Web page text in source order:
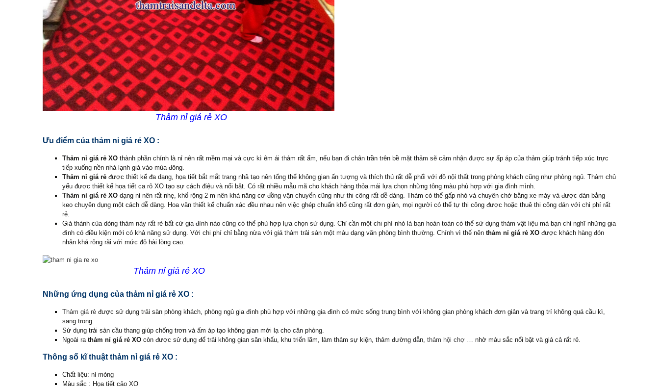
Thảm nỉ giá rẻ XO
Ưu điểm của thảm nỉ giá rẻ XO :
Thảm nỉ giá rẻ XO thành phần chính là nỉ nên rất mềm mại và cực kì êm ái thảm rất ấm, nếu bạn đi chân trần trên bề mặt thảm sẽ cảm nhận được sự ấp áp của thảm giúp tránh tiếp xúc trực
tiếp xuống nền nhà lạnh giá vào mùa đông.
Thảm nỉ giá rẻ được thiết kế đa dạng, họa tiết bắt mắt trang nhã tạo nên tổng thể không gian ấn tượng và thích thú rất dễ phối với đồ nội thất trong phòng khách cũng như phòng ngủ. Thảm chủ
yếu được thiết kế họa tiết ca rô XO tạo sự cách điệu và nổi bật. Có rất nhiều mẫu mã cho khách hàng thỏa mái lựa chọn những tông màu phù hợp với gia đình mình.
Thảm nỉ giá rẻ XO dạng nỉ nên rất nhẹ, khổ rộng 2 m nên khả năng cơ đồng vận chuyển cũng như thi công rất dễ dàng. Thảm có thể gấp nhỏ và chuyên chở bằng xe máy và được dán bằng
keo chuyên dụng một cách dễ dàng. Hoa văn thiết kế chuẩn xác đều nhau nên việc ghép chuẩn khổ cũng rất đơn giản, mọi người có thể tự thi công được hoặc thuê thi công dán với chi phí rất
rẻ.
Giá thành của dòng thảm này rất rẻ bất cứ gia đình nào cũng có thể phù hợp lựa chọn sử dụng. Chỉ cần một chi phí nhỏ là bạn hoàn toàn có thể sử dụng thảm vật liệu mà bạn chỉ nghĩ những gia
đình có điều kiện mới có khả năng sử dụng. Với chi phí chỉ bằng nừa với giá thảm trải sàn một màu dạng văn phòng bình thường. Chính vì thế nên thảm nỉ giá rẻ XO được khách hàng đón
nhận khá rộng rãi với mức độ hài lòng cao.
Thảm nỉ giá rẻ XO
Những ứng dụng của thảm nỉ giá rẻ XO :
Thảm giá rẻ được sử dụng trải sàn phòng khách, phòng ngủ gia đình phù hợp với những gia đình có mức sống trung bình với không gian phòng khách đơn giản và trang trí không quá cầu kì,
sang trọng.
Sử dụng trải sàn cầu thang giúp chống trơn và ấm áp tạo không gian mới lạ cho căn phòng.
Ngoài ra thảm nỉ giá rẻ XO còn được sử dụng để trải không gian sân khấu, khu triển lãm, làm thảm sự kiện, thảm đường dẫn, thảm hội chợ … nhờ màu sắc nổi bật và giá cả rất rẻ.
Thông số kĩ thuật thảm nỉ giá rẻ XO :
Chất liệu: nỉ mỏng
Màu sắc : Họa tiết cảo XO